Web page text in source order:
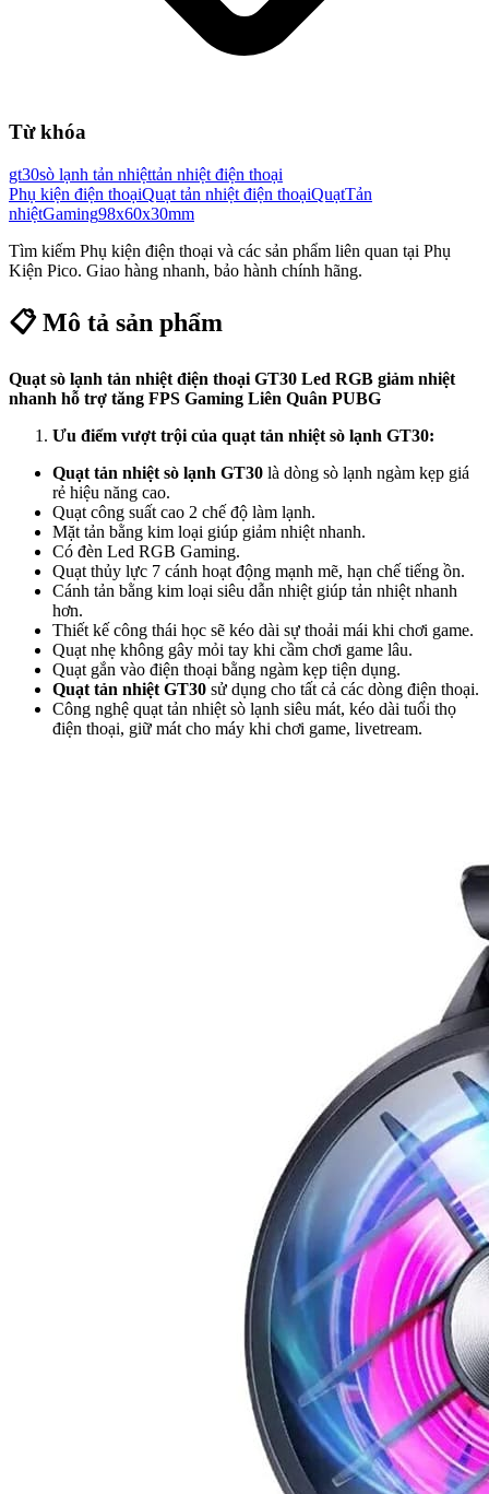
Từ khóa
gt30sò lạnh tản nhiệttản nhiệt điện thoại
Phụ kiện điện thoạiQuạt tản nhiệt điện thoạiQuạtTản
nhiệtGaming98x60x30mm
Tìm kiếm Phụ kiện điện thoại và các sản phẩm liên quan tại Phụ
Kiện Pico. Giao hàng nhanh, bảo hành chính hãng.
📋 Mô tả sản phẩm
Quạt sò lạnh tản nhiệt điện thoại GT30 Led RGB giảm nhiệt
nhanh hỗ trợ tăng FPS Gaming Liên Quân PUBG
Ưu điểm vượt trội của quạt tản nhiệt sò lạnh GT30:
Quạt tản nhiệt sò lạnh GT30 là dòng sò lạnh ngàm kẹp giá
rẻ hiệu năng cao.
Quạt công suất cao 2 chế độ làm lạnh.
Mặt tản bằng kim loại giúp giảm nhiệt nhanh.
Có đèn Led RGB Gaming.
Quạt thủy lực 7 cánh hoạt động mạnh mẽ, hạn chế tiếng ồn.
Cánh tản bằng kim loại siêu dẫn nhiệt giúp tản nhiệt nhanh
hơn.
Thiết kế công thái học sẽ kéo dài sự thoải mái khi chơi game.
Quạt nhẹ không gây mỏi tay khi cầm chơi game lâu.
Quạt gắn vào điện thoại bằng ngàm kẹp tiện dụng.
Quạt tản nhiệt GT30 sử dụng cho tất cả các dòng điện thoại.
Công nghệ quạt tản nhiệt sò lạnh siêu mát, kéo dài tuổi thọ
điện thoại, giữ mát cho máy khi chơi game, livetream.